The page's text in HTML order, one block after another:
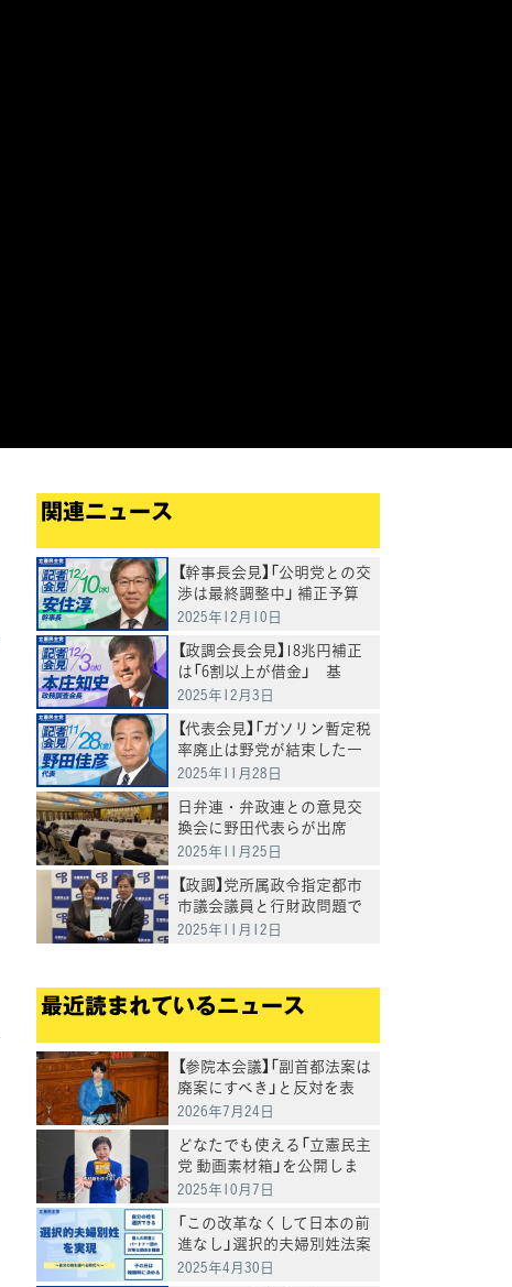
関連ニュース
【幹事長会見】「公明党との交
渉は最終調整中」 補正予算
案の組み替え動議提出へ、
2025年12月10日
【政調会長会見】18兆円補正
は「6割以上が借金」 基
金・防衛費・予備費の妥当
2025年12月3日
【代表会見】「ガソリン暫定税
率廃止は野党が結束した一
つの成果」、野田代表
2025年11月28日
日弁連・弁政連との意見交
換会に野田代表らが出席
2025年11月25日
【政調】党所属政令指定都市
市議会議員と行財政問題で
懇談
2025年11月12日
最近読まれているニュース
【参院本会議】「副首都法案は
廃案にすべき」と反対を表
明 岸真紀子議員
2026年7月24日
どなたでも使える「立憲民主
党 動画素材箱」を公開しま
した
2025年10月7日
「この改革なくして日本の前
進なし」選択的夫婦別姓法案
を提出
2025年4月30日